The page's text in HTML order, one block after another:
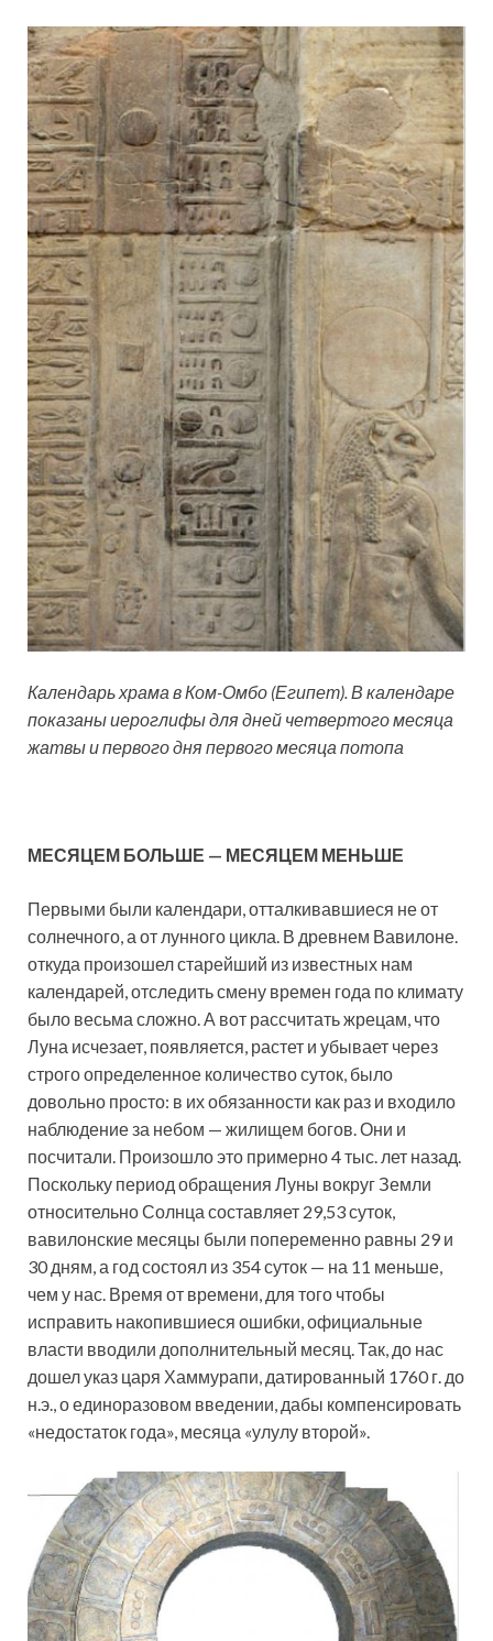
Календарь храма в Ком-Омбо (Египет). В календаре
показаны иероглифы для дней четвертого месяца
жатвы и первого дня первого месяца потопа
МЕСЯЦЕМ БОЛЬШЕ — МЕСЯЦЕМ МЕНЬШЕ
Первыми были календари, отталкивавшиеся не от
солнечного, а от лунного цикла. В древнем Вавилоне.
откуда произошел старейший из известных нам
календарей, отследить смену времен года по климату
было весьма сложно. А вот рассчитать жрецам, что
Луна исчезает, появляется, растет и убывает через
строго определенное количество суток, было
довольно просто: в их обязанности как раз и входило
наблюдение за небом — жилищем богов. Они и
посчитали. Произошло это примерно 4 тыс. лет назад.
Поскольку период обращения Луны вокруг Земли
относительно Солнца составляет 29,53 суток,
вавилонские месяцы были попеременно равны 29 и
30 дням, а год состоял из 354 суток — на 11 меньше,
чем у нас. Время от времени, для того чтобы
исправить накопившиеся ошибки, официальные
власти вводили дополнительный месяц. Так, до нас
дошел указ царя Хаммурапи, датированный 1760 г. до
н.э., о единоразовом введении, дабы компенсировать
«недостаток года», месяца «улулу второй».